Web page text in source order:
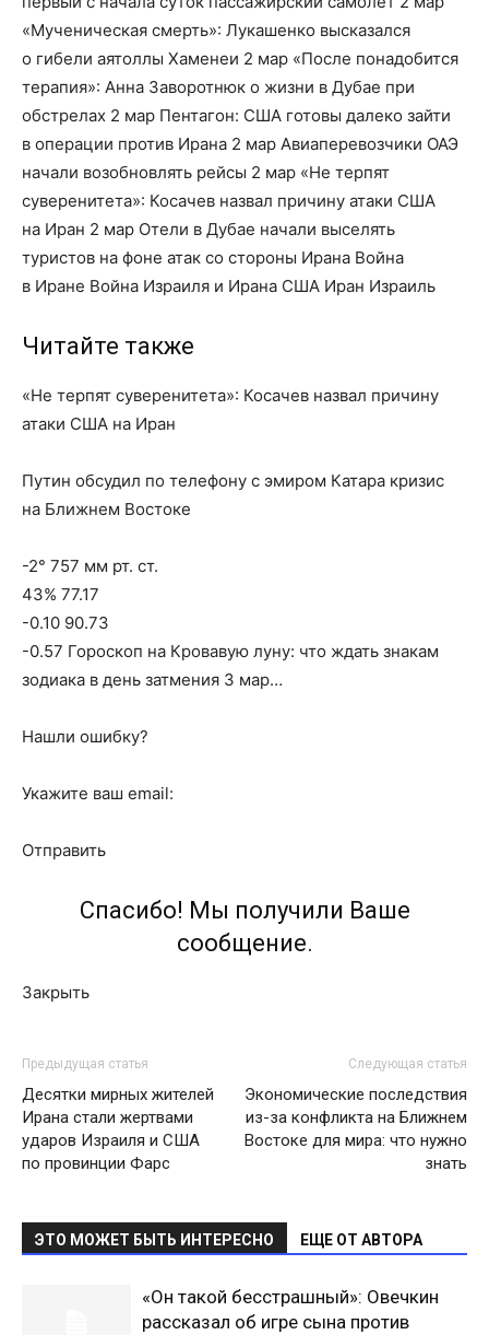
«Мученическая смерть»: Лукашенко высказался
о гибели аятоллы Хаменеи 2 мар «После понадобится
терапия»: Анна Заворотнюк о жизни в Дубае при
обстрелах 2 мар Пентагон: США готовы далеко зайти
в операции против Ирана 2 мар Авиаперевозчики ОАЭ
начали возобновлять рейсы 2 мар «Не терпят
суверенитета»: Косачев назвал причину атаки США
на Иран 2 мар Отели в Дубае начали выселять
туристов на фоне атак со стороны Ирана Война
в Иране Война Израиля и Ирана США Иран Израиль
Читайте также
«Не терпят суверенитета»: Косачев назвал причину
атаки США на Иран
Путин обсудил по телефону с эмиром Катара кризис
на Ближнем Востоке
-2° 757 мм рт. ст.
43% 77.17
-0.10 90.73
-0.57 Гороскоп на Кровавую луну: что ждать знакам
зодиака в день затмения 3 мар…
Нашли ошибку?
Укажите ваш email:
Отправить
Спасибо! Мы получили Ваше
сообщение.
Закрыть
Предыдущая статья
Десятки мирных жителей
Ирана стали жертвами
ударов Израиля и США
по провинции Фарс
Следующая статья
Экономические последствия
из-за конфликта на Ближнем
Востоке для мира: что нужно
знать
ЭТО МОЖЕТ БЫТЬ ИНТЕРЕСНО ЕЩЕ ОТ АВТОРА
«Он такой бесстрашный»: Овечкин
рассказал об игре сына против